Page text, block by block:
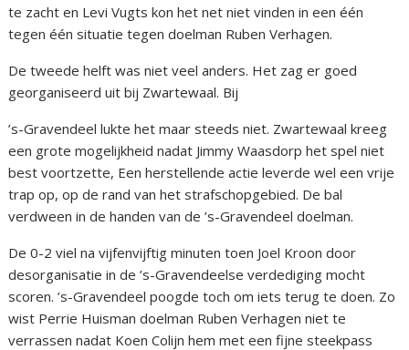
te zacht en Levi Vugts kon het net niet vinden in een één
tegen één situatie tegen doelman Ruben Verhagen.
De tweede helft was niet veel anders. Het zag er goed
georganiseerd uit bij Zwartewaal. Bij
’s-Gravendeel lukte het maar steeds niet. Zwartewaal kreeg
een grote mogelijkheid nadat Jimmy Waasdorp het spel niet
best voortzette, Een herstellende actie leverde wel een vrije
trap op, op de rand van het strafschopgebied. De bal
verdween in de handen van de ’s-Gravendeel doelman.
De 0-2 viel na vijfenvijftig minuten toen Joel Kroon door
desorganisatie in de ’s-Gravendeelse verdediging mocht
scoren. ’s-Gravendeel poogde toch om iets terug te doen. Zo
wist Perrie Huisman doelman Ruben Verhagen niet te
verrassen nadat Koen Colijn hem met een fijne steekpass